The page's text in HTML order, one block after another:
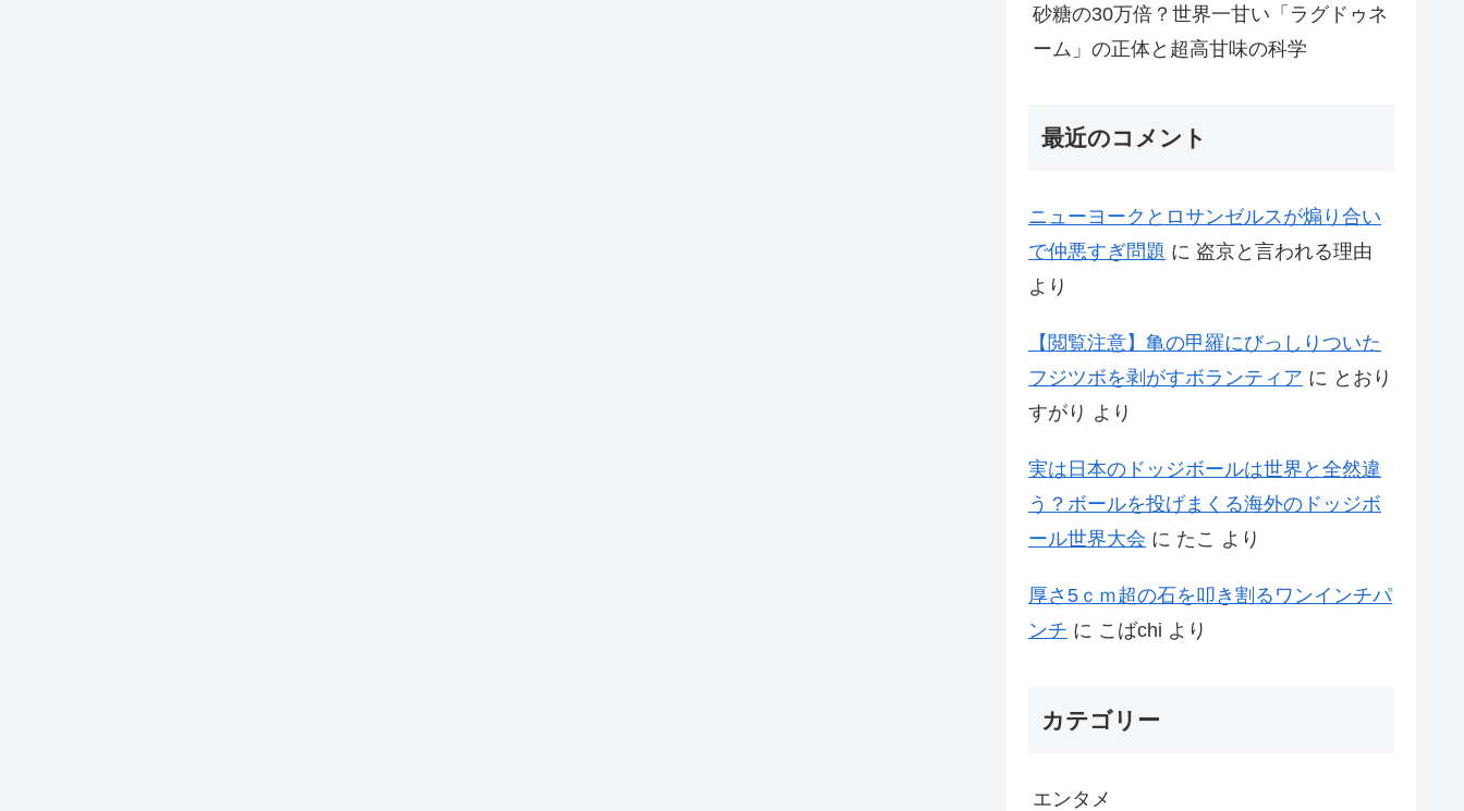
砂糖の30万倍？世界一甘い「ラグドゥネ
ーム」の正体と超高甘味の科学
最近のコメント
ニューヨークとロサンゼルスが煽り合い
で仲悪すぎ問題 に 盗京と言われる理由
より
【閲覧注意】亀の甲羅にびっしりついた
フジツボを剥がすボランティア に とおり
すがり より
実は日本のドッジボールは世界と全然違
う？ボールを投げまくる海外のドッジボ
ール世界大会 に たこ より
厚さ5ｃｍ超の石を叩き割るワンインチパ
ンチ に こばchi より
カテゴリー
エンタメ